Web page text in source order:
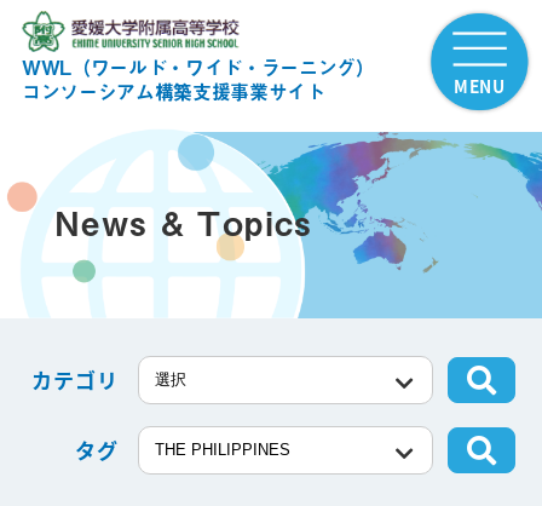
WWL（ワールド・ワイド・ラーニング）
コンソーシアム構築支援事業サイト
MENU
News & Topics
カテゴリ
タグ